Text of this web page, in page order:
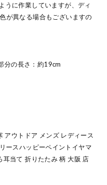
に作業していますが、ディ
が異なる場合もございますの
分の長さ：約19cm
アウトドア メンズ レディース
ースハッピーペイントイヤマ
当て 折りたたみ 柄 大阪 店